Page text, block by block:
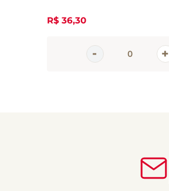
R$ 36,30